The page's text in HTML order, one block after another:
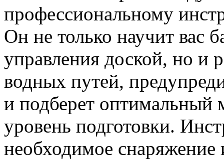
профессиональному
Он не только научит вас
управления доской, но и
водных путей,
и подберет оптимальный
уровень подготовки.
необходимое снаряжение